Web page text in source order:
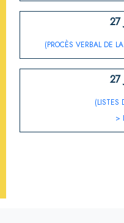
27
(PROCÈS VERBAL DE
27
(LISTES
>